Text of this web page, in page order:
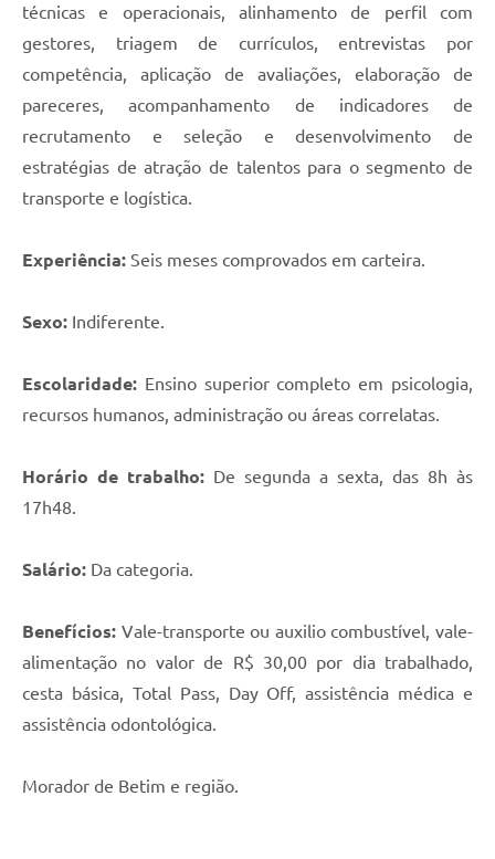
técnicas e operacionais, alinhamento de perfil com
gestores, triagem de currículos, entrevistas por
competência, aplicação de avaliações, elaboração de
pareceres, acompanhamento de indicadores de
recrutamento e seleção e desenvolvimento de
estratégias de atração de talentos para o segmento de
transporte e logística.
Experiência: Seis meses comprovados em carteira.
Sexo: Indiferente.
Escolaridade: Ensino superior completo em psicologia,
recursos humanos, administração ou áreas correlatas.
Horário de trabalho: De segunda a sexta, das 8h às
17h48.
Salário: Da categoria.
Benefícios: Vale-transporte ou auxilio combustível, vale-
alimentação no valor de R$ 30,00 por dia trabalhado,
cesta básica, Total Pass, Day Off, assistência médica e
assistência odontológica.
Morador de Betim e região.